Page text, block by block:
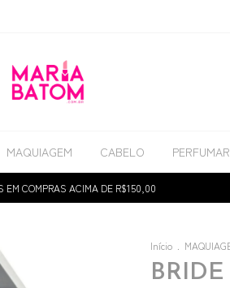
MAQUIAGEM CABELO
EM COMPRAS ACIMA DE R$150,00
Início